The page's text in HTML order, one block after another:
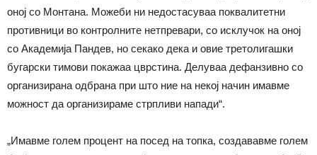
оној со Монтана. Можеби ни недостасуваа поквалитетни
противници во контролните нетпревари, со исклучок на оној
со Академија Пандев, но секако дека и овие третолигашки
бугарски тимови покажаа цврстина. Делуваа дефанзивно со
организирана одбрана при што ние на некој начин имавме
можност да организираме стрпливи напади“.
„Имавме голем процент на посед на топка, создававме голем